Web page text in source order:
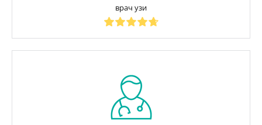
врач узи